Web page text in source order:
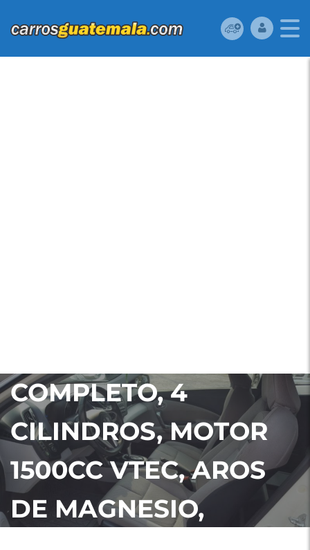
COMPLETO, 4
CILINDROS, MOTOR
1500CC VTEC, AROS
DE MAGNESIO,